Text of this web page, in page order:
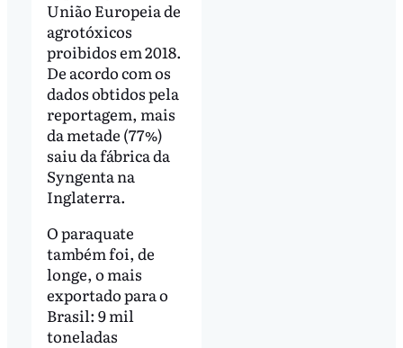
União Europeia de
agrotóxicos
proibidos em 2018.
De acordo com os
dados obtidos pela
reportagem, mais
da metade (77%)
saiu da fábrica da
Syngenta na
Inglaterra.
O paraquate
também foi, de
longe, o mais
exportado para o
Brasil: 9 mil
toneladas